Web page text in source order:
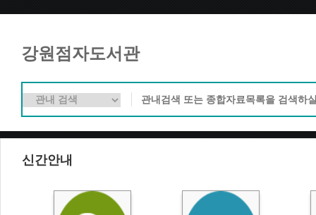
강원점자도서관
신간안내